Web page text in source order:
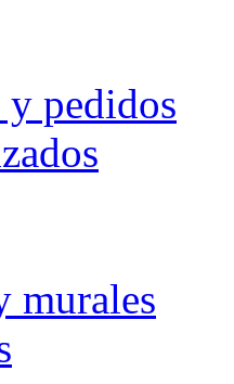
y pedidos
murales